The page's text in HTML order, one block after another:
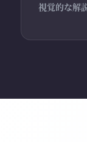
視覚的な解